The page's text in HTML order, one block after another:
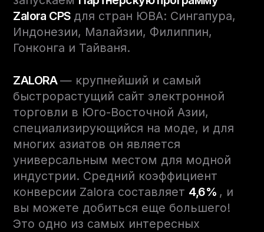
Zalora CPS для стран ЮВА: Сингапура,
Индонезии, Малайзии, Филиппин,
Гонконга и Тайваня.
ZALORA— крупнейший и самый
быстрорастущий сайт электронной
торговли в Юго-Восточной Азии,
специализирующийся на моде, и для
многих азиатов он является
универсальным местом для модной
индустрии. Средний коэффициент
конверсии Zalora составляет 4,6% , и
вы можете добиться еще большего!
Это одно из самых интересных